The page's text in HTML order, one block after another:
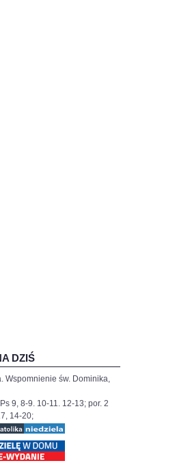
DZIŚ
Wspomnienie św. Dominika,
9, 8-9. 10-11. 12-13; por. 2
14-20;